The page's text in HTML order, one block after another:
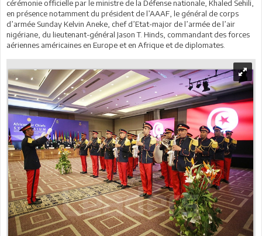
cérémonie officielle par le ministre de la Défense nationale, Khaled Sehili,
en présence notamment du président de l’AAAF, le général de corps
d’armée Sunday Kelvin Aneke, chef d’Etat-major de l’armée de l’air
nigériane, du lieutenant-général Jason T. Hinds, commandant des forces
aériennes américaines en Europe et en Afrique et de diplomates.